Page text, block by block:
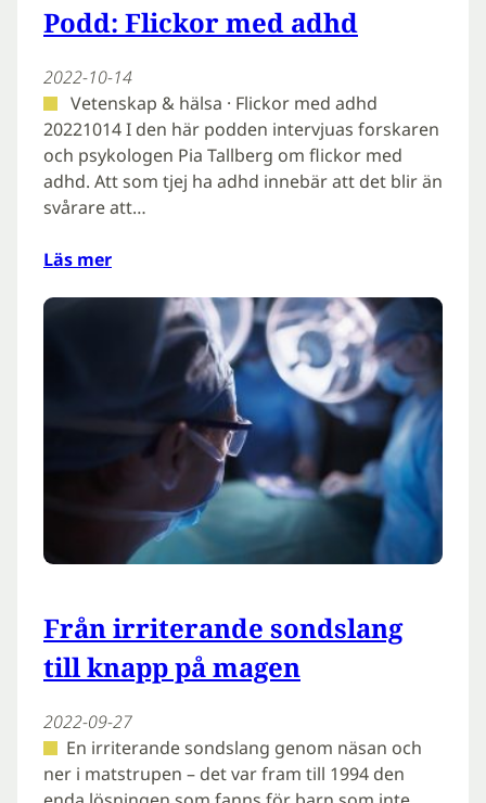
Podd: Flickor med adhd
2022-10-14
Vetenskap & hälsa · Flickor med adhd
20221014 I den här podden intervjuas forskaren
och psykologen Pia Tallberg om flickor med
adhd. Att som tjej ha adhd innebär att det blir än
svårare att…
Läs mer
Från irriterande sondslang
till knapp på magen
2022-09-27
En irriterande sondslang genom näsan och
ner i matstrupen – det var fram till 1994 den